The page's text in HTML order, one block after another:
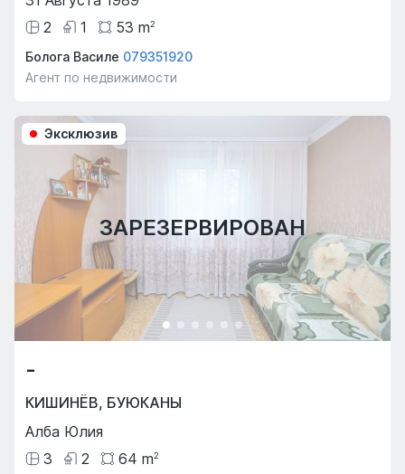
2
1 53 m2
Болога Василе 079351920
Агент по недвижимости
ЗАРЕЗЕРВИРОВАН
Эксклюзив
-
КИШИНЁВ, БУЮКАНЫ
Алба Юлия
3
2 64 m2